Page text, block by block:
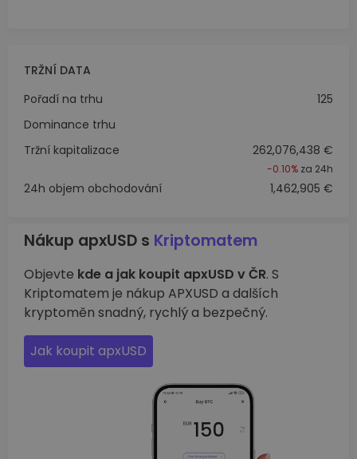
TRŽNÍ DATA
Pořadí na trhu
125
Dominance trhu
Tržní kapitalizace
262,076,438 €
-0.10% za 24h
24h objem obchodování 1,462,905 €
Nákup apxUSD s Kriptomatem
Objevte kde a jak koupit apxUSD v ČR. S
Kriptomatem je nákup APXUSD a dalších
kryptoměn snadný, rychlý a bezpečný.
Jak koupit apxUSD